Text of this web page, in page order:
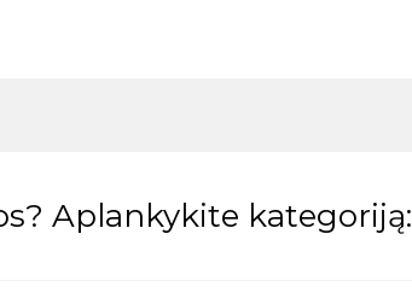
Aplankykite kategoriją: